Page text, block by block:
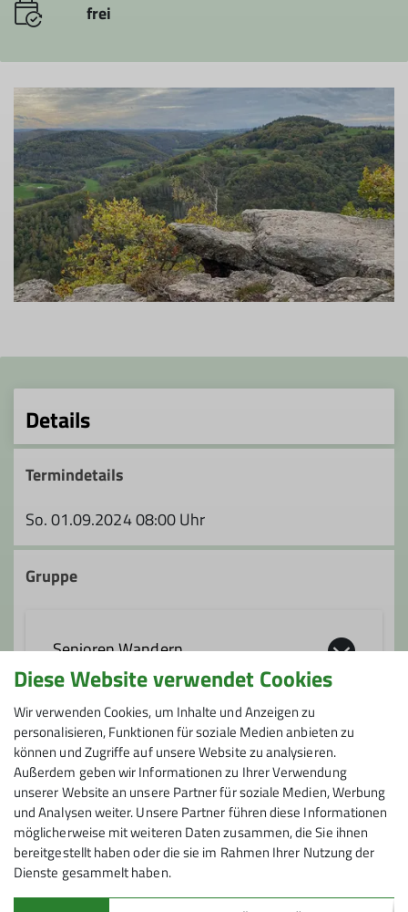
frei
Details
Termindetails
So. 01.09.2024 08:00 Uhr
Gruppe
Senioren Wandern
Gruppenabende der Wanderer
Jeden ersten Dienstag im Monat um
18:30 Uhr im Sektionszentrum
Stresemannstr. 17 in Solingen-Wald
Auskunft erteilt: Werner Lindenberg Tel.
0212 – 42626
Anmeldung ab / bis
01.08.2024 / 01.09.2024
Maximale Teilnehmeranzahl
16
Diese Website verwendet Cookies
Wir verwenden Cookies, um Inhalte und Anzeigen zu
personalisieren, Funktionen für soziale Medien anbieten zu
können und Zugriffe auf unsere Website zu analysieren.
Außerdem geben wir Informationen zu Ihrer Verwendung
unserer Website an unsere Partner für soziale Medien, Werbung
und Analysen weiter. Unsere Partner führen diese Informationen
möglicherweise mit weiteren Daten zusammen, die Sie ihnen
bereitgestellt haben oder die sie im Rahmen Ihrer Nutzung der
Dienste gesammelt haben.